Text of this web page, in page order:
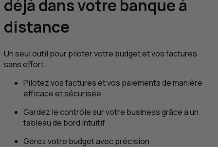
déjà dans votre banque à
distance
Un seul outil pour piloter votre budget et vos factures
sans effort.
Pilotez vos factures et vos paiements de manière
efficace et sécurisée
Gardez le contrôle sur votre business grâce à un
tableau de bord intuitif
Gérez votre budget avec précision